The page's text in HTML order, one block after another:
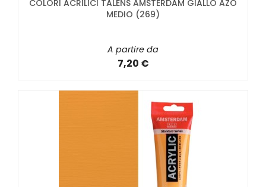
COLORI ACRILICI TALENS AMSTERDAM GIALLO AZO
MEDIO (269)
A partire da
7,20 €